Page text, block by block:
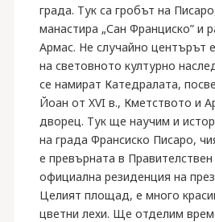
града. Тук са гробът на
манастира „Сан Франциско” и
Армас. Не случайно центърът
на световното културно
се намират Катедралата,
Йоан от XVI в., Кметството и
дворец. Тук ще научим и
на града Франсиско Писаро,
е превърната в
официална резиденция на
Целият площад, е много
цветни лехи. Ще отделим